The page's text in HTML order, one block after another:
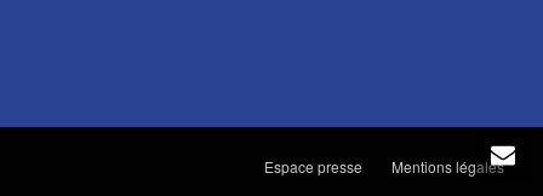
Espace presse Mentions légales